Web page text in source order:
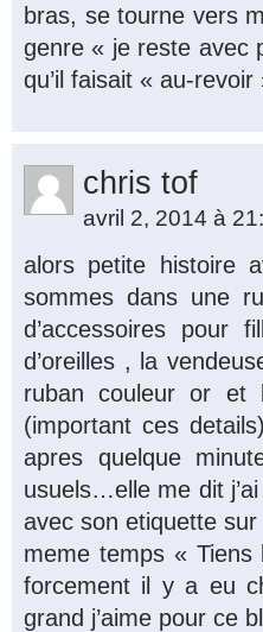
bras, se tourne vers
genre « je reste avec
qu’il faisait « au-
chris tof
avril 2, 2014 à
alors petite histoire
sommes dans une
d’accessoires
d’oreilles , la
ruban couleur or et
(important ces
apres quelque
usuels…elle me dit
avec son etiquette
meme temps «
forcement il y a eu
grand j’aime pour ce